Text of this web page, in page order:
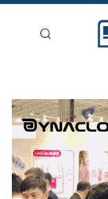
新聞稿分類
刊登